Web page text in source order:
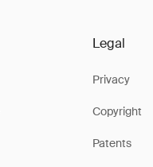
Legal
Privacy
Copyright
Patents